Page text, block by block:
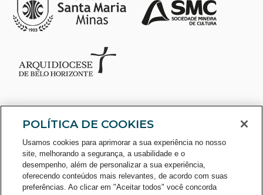
CONSULTE O CADASTRO NO
POLÍTICA DE COOKIES
Usamos cookies para aprimorar a sua experiência no nosso
site, melhorando a segurança, a usabilidade e o
desempenho, além de personalizar a sua experiência,
oferecendo conteúdos mais relevantes, de acordo com suas
preferências. Ao clicar em "Aceitar todos" você concorda